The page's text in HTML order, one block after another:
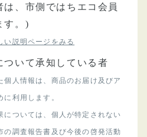
、市側ではちエコ会員
す。)
説明ページをみる
ついて承知している者
人情報は、商品のお届け及びア
利用します。
ついては、個人が特定されない
の調査報告書及び今後の啓発活動